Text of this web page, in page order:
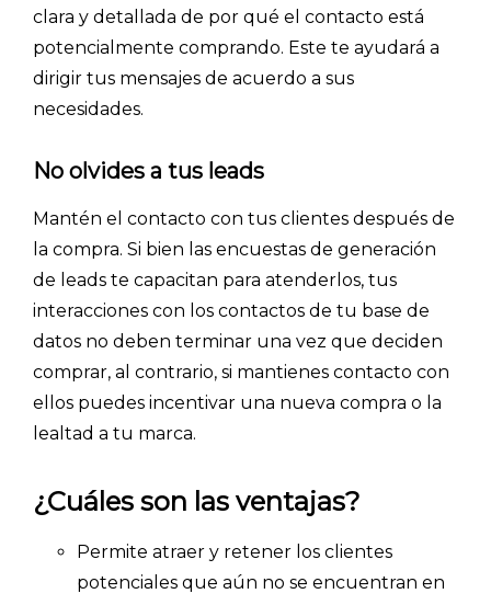
clara y detallada de por qué el contacto está
potencialmente comprando. Este te ayudará a
dirigir tus mensajes de acuerdo a sus
necesidades.
No olvides a tus leads
Mantén el contacto con tus clientes después de
la compra. Si bien las encuestas de generación
de leads te capacitan para atenderlos, tus
interacciones con los contactos de tu base de
datos no deben terminar una vez que deciden
comprar, al contrario, si mantienes contacto con
ellos puedes incentivar una nueva compra o la
lealtad a tu marca.
¿Cuáles son las ventajas?
Permite atraer y retener los clientes
potenciales que aún no se encuentran en